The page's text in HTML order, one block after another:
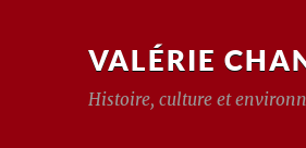
VALÉRIE
Histoire, culture et